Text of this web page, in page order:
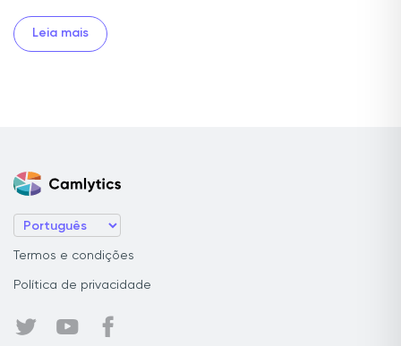
Leia mais
Termos e condições
Política de privacidade